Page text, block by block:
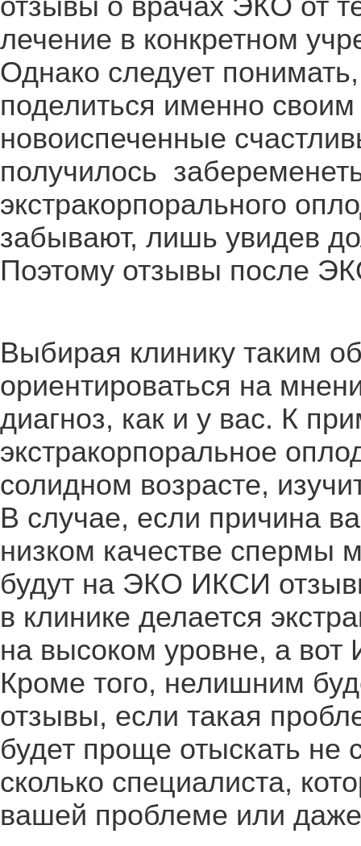
отзывы о врачах ЭКО от
лечение в конкретном
Однако следует
поделиться именно
новоиспеченные
получилось
экстракорпорального
забывают, лишь увидев
Поэтому отзывы после
Выбирая клинику таким
ориентироваться на
диагноз, как и у вас. К
экстракорпоральное
солидном возрасте,
В случае, если причина
низком качестве спермы
будут на ЭКО ИКСИ
в клинике делается
на высоком уровне, а
Кроме того, нелишним
отзывы, если такая
будет проще отыскать не
сколько специалиста,
вашей проблеме или